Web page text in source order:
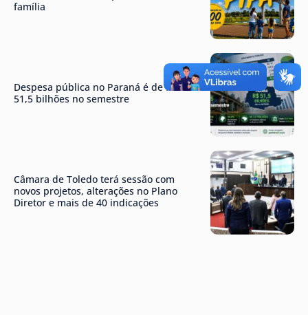
família
Despesa pública no Paraná é de R$
51,5 bilhões no semestre
Câmara de Toledo terá sessão com
novos projetos, alterações no Plano
Diretor e mais de 40 indicações